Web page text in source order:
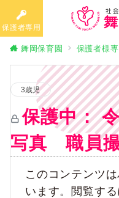
保護者専用
舞岡保育園 保護者様
3歳児
保護中：
写真 職員
このコンテンツ
います。閲覧す